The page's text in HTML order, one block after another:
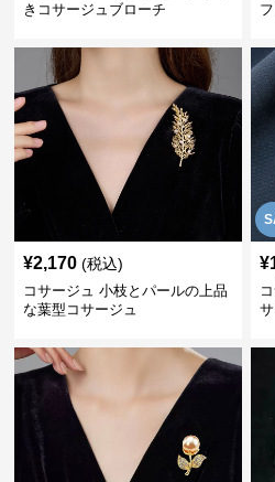
きコサージュブローチ
¥2,170 (税込)
コサージュ 小枝とパールの上品
な葉型コサージュ
¥